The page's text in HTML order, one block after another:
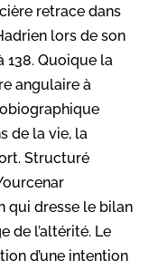
retrace dans
lors de son
138. Quoique la
angulaire à
de la vie, la
Structuré
qui dresse le bilan
de l’altérité. Le
d’une intention